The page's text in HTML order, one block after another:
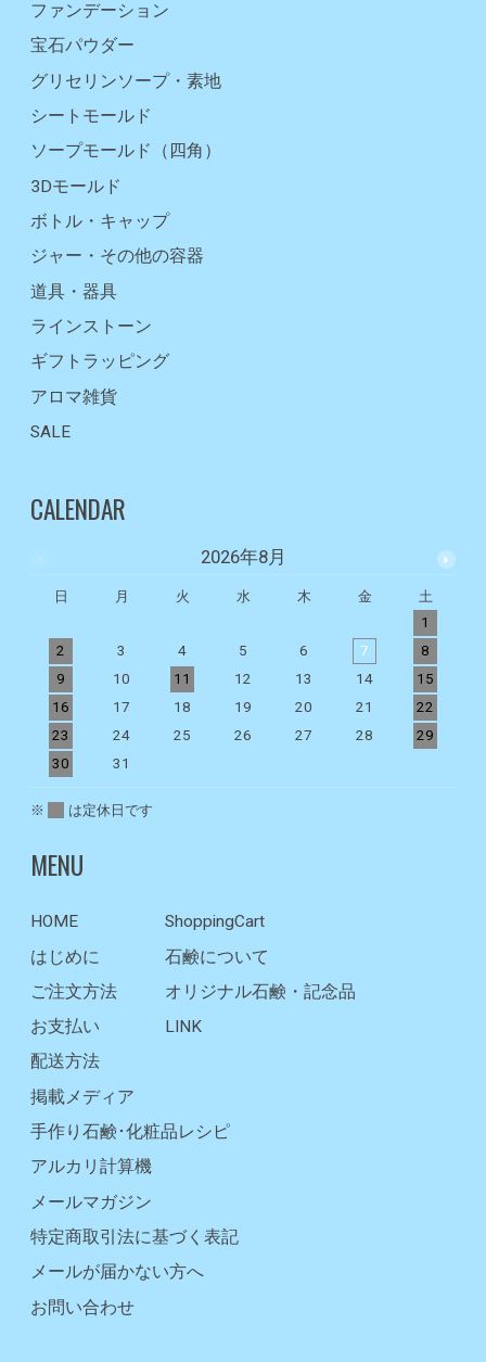
ファンデーション
宝石パウダー
グリセリンソープ・素地
シートモールド
ソープモールド（四角）
3Dモールド
ボトル・キャップ
ジャー・その他の容器
道具・器具
ラインストーン
ギフトラッピング
アロマ雑貨
SALE
CALENDAR
2026年8月
日 月 火 水 木 金
土
1
2
3 4 5 6 7
8
9
10 11 12 13 14
15
16
17 18 19 20 21
22
23
24 25 26 27 28
29
30
31
※ は定休日です
MENU
HOME
はじめに
ご注文方法
お支払い
ShoppingCart
石鹸について
オリジナル石鹸・記念品
LINK
配送方法
掲載メディア
手作り石鹸･化粧品レシピ
アルカリ計算機
メールマガジン
特定商取引法に基づく表記
メールが届かない方へ
お問い合わせ